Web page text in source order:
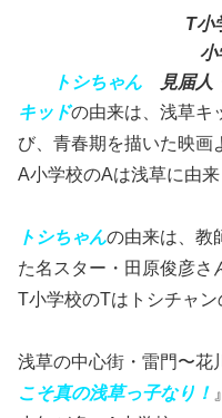
T小
小
トシちゃん 見届人
キッドの由来は、浅草キ
び、青春期を描いた映画
A小学校のAは浅草に由来
トシちゃんの由来は、教
た名スター・田原俊彦さ
T小学校のTはトシチャ
浅草の中心街・雷門〜花
こそ真の浅草っ子なり！